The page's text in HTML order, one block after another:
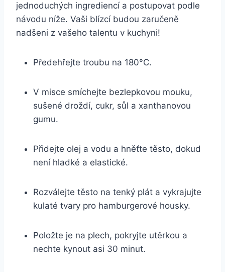
jednoduchých ingrediencí‍ a postupovat podle
návodu níže. Vaši blízcí budou zaručeně
nadšeni z vašeho talentu ⁢v kuchyni!
Předehřejte troubu na 180°C.
V misce smíchejte bezlepkovou ‌mouku,
⁣sušené droždí, cukr, sůl a xanthanovou
gumu.
Přidejte olej a vodu a hněťte ⁣těsto, ‍dokud
není hladké⁣ a elastické.
Rozválejte těsto na tenký plát a vykrajujte
kulaté tvary ‍pro hamburgerové housky.
Položte je ​na plech, pokryjte utěrkou a
nechte kynout⁣ asi 30 ‍minut.